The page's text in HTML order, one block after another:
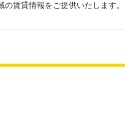
賃貸情報をご提供いたします。